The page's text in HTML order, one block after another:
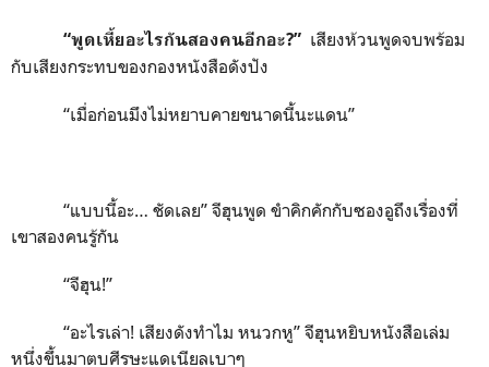
“พูดเหี้ยอะไรกันสองคนอีกอะ?” เสียงห้วนพูดจบพร้อม
กับเสียงกระทบของกองหนังสือดังปัง
“เมื่อก่อนมึงไม่หยาบคายขนาดนี้นะแดน”
“แบบนี้อะ… ชัดเลย” จีฮุนพูด ขำคิกคักกับซองอูถึงเรื่องที่
เขาสองคนรู้กัน
“จีฮุน!”
“อะไรเล่า! เสียงดังทำไม หนวกหู” จีฮุนหยิบหนังสือเล่ม
หนึ่งขึ้นมาตบศีรษะแดเนียลเบาๆ